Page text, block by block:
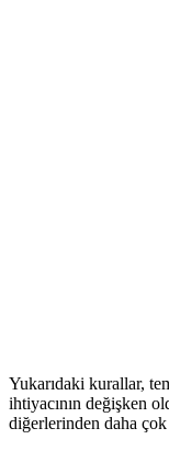
Yukarıdaki kurallar,
ihtiyacının değişken
diğerlerinden daha çok